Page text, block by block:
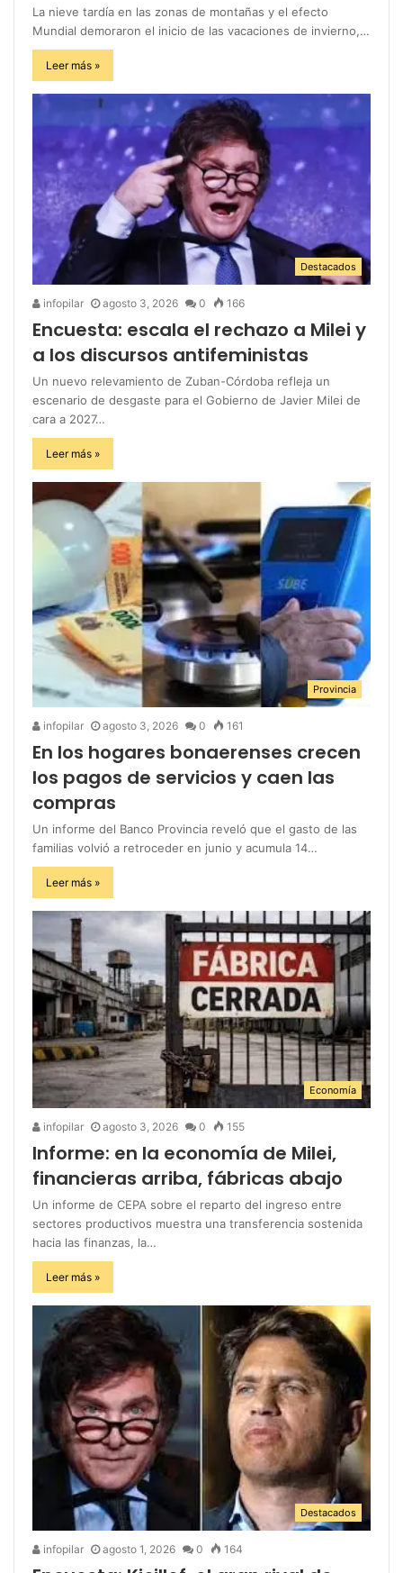
La nieve tardía en las zonas de montañas y el efecto
Mundial demoraron el inicio de las vacaciones de invierno,…
Leer más »
Destacados
infopilar agosto 3, 2026 0 166
Encuesta: escala el rechazo a Milei y
a los discursos antifeministas
Un nuevo relevamiento de Zuban-Córdoba refleja un
escenario de desgaste para el Gobierno de Javier Milei de
cara a 2027…
Leer más »
Provincia
infopilar agosto 3, 2026 0 161
En los hogares bonaerenses crecen
los pagos de servicios y caen las
compras
Un informe del Banco Provincia reveló que el gasto de las
familias volvió a retroceder en junio y acumula 14…
Leer más »
Economía
infopilar agosto 3, 2026 0 155
Informe: en la economía de Milei,
financieras arriba, fábricas abajo
Un informe de CEPA sobre el reparto del ingreso entre
sectores productivos muestra una transferencia sostenida
hacia las finanzas, la…
Leer más »
Destacados
infopilar agosto 1, 2026 0 164